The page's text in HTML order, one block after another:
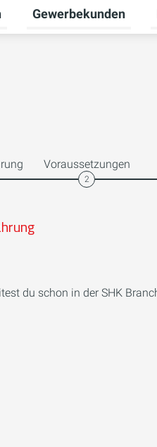
Untermenü für
Gewerbekunden
Voraussetzungen
2
du schon in der SHK